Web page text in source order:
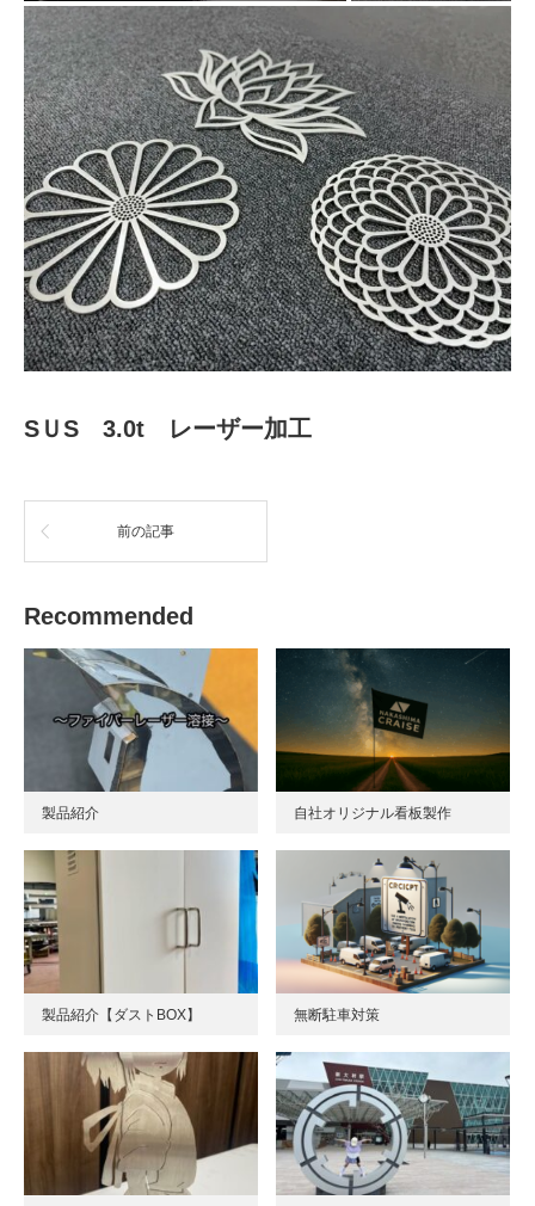
SＵS 3.0t レーザー加工
前の記事
Recommended
製品紹介 自社オリジナル看板製作
製品紹介【ダストBOX】 無断駐車対策